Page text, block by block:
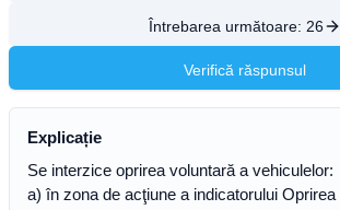
Întrebarea următoare: 26
Verifică răspunsul
Explicație
Se interzice oprirea voluntară a vehiculelor:
a) în zona de acţiune a indicatorului Oprirea